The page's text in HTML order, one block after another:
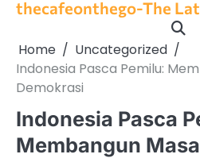
Skip
content
thecafeonthego-The
Home
Uncategorized
Indonesia Pasca Pemilu:
Demokrasi
Indonesia Pasca
Membangun